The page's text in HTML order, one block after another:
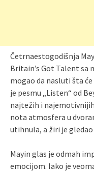
Četrnaestogodišnja
Britain’s Got Talent sa
mogao da nasluti šta
je pesmu „Listen“ od
najtežih i najemotivnijih
nota atmosfera u
utihnula, a žiri je
Mayin glas je odmah
emocijom. Iako je